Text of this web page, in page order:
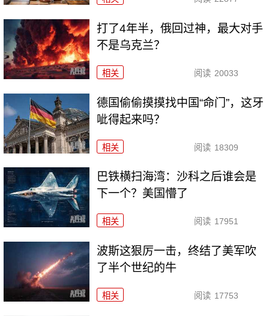
打了4年半，俄回过神，最大对手
不是乌克兰？
相关 阅读 20033
德国偷偷摸摸找中国“命门”，这牙
呲得起来吗？
相关 阅读 18309
巴铁横扫海湾：沙科之后谁会是
下一个？美国懵了
相关 阅读 17951
波斯这狠厉一击，终结了美军吹
了半个世纪的牛
相关 阅读 17753